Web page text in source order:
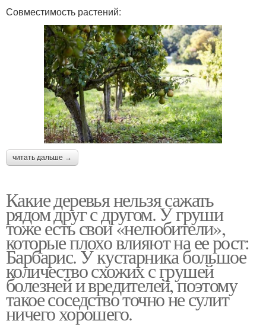
Совместимость растений:
читать дальше →
Какие деревья нельзя сажать
рядом друг с другом. У груши
тоже есть свои «нелюбители»,
которые плохо влияют на ее рост:
Барбарис. У кустарника большое
количество схожих с грушей
болезней и вредителей, поэтому
такое соседство точно не сулит
ничего хорошего.